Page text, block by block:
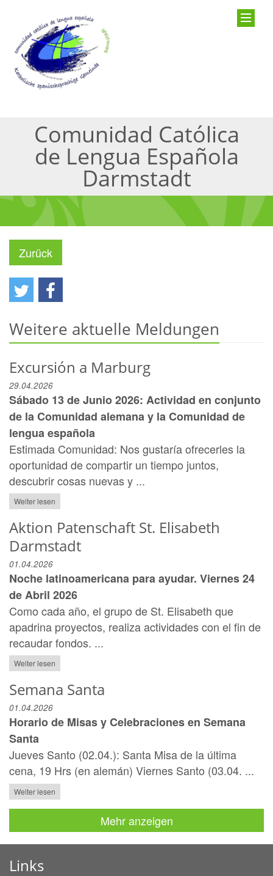
Comunidad Católica
de Lengua Española
Darmstadt
Zurück
Weitere aktuelle Meldungen
Excursión a Marburg
29.04.2026
Sábado 13 de Junio 2026: Actividad en conjunto
de la Comunidad alemana y la Comunidad de
lengua española
Estimada Comunidad: Nos gustaría ofrecerles la
oportunidad de compartir un tiempo juntos,
descubrir cosas nuevas y ...
Weiter lesen
Aktion Patenschaft St. Elisabeth
Darmstadt
01.04.2026
Noche latinoamericana para ayudar. Viernes 24
de Abril 2026
Como cada año, el grupo de St. Elisabeth que
apadrina proyectos, realiza actividades con el fin de
recaudar fondos. ...
Weiter lesen
Semana Santa
01.04.2026
Horario de Misas y Celebraciones en Semana
Santa
Jueves Santo (02.04.): Santa Misa de la última
cena, 19 Hrs (en alemán) Viernes Santo (03.04. ...
Weiter lesen
Mehr anzeigen
Links